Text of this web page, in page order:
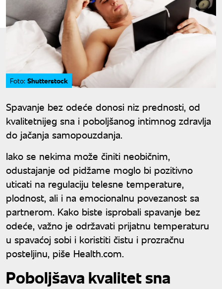
Foto: Shutterstock
Spavanje bez odeće donosi niz prednosti, od
kvalitetnijeg sna i poboljšanog intimnog zdravlja
do jačanja samopouzdanja.
Iako se nekima može činiti neobičnim,
odustajanje od pidžame moglo bi pozitivno
uticati na regulaciju telesne temperature,
plodnost, ali i na emocionalnu povezanost sa
partnerom. Kako biste isprobali spavanje bez
odeće, važno je održavati prijatnu temperaturu
u spavaćoj sobi i koristiti čistu i prozračnu
posteljinu, piše Health.com.
Poboljšava kvalitet sna